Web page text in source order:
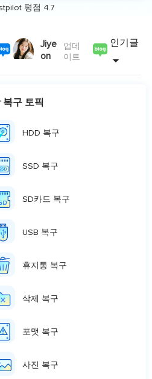
평점 4.7
Jiye
on
업데
이트
인기글
오류 원인 및 복구
사진을 표시할 수 없습니
의 일시적인 문제, 지원하지
모리 부족, 파일 손상 또는
로 발생할 수 있습니다. 대
도의 프로그램 설치 없이
속하게 해결할 수 있습니다.
손상되었거나 실수로 삭제
문 복구 프로그램
리적 손상 기준으로 95%
공합니다.
다른 이미지 뷰어로
복구 토픽
HDD 복구
SSD 복구
SD카드 복구
USB 복구
휴지통 복구
삭제 복구
포맷 복구
사진 복구